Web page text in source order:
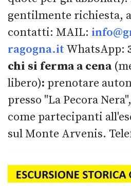
gentilmente richiesta,
contatti: MAIL:
ragogna.it WhatsApp:
chi si ferma a cena
libero): prenotare
presso "La Pecora
come partecipanti
sul Monte Arvenis.